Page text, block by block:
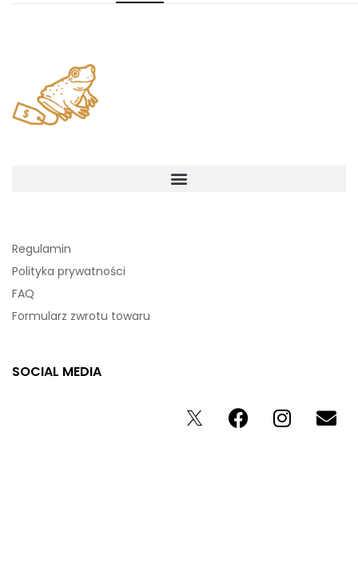
Regulamin
Polityka prywatności
FAQ
Formularz zwrotu towaru
SOCIAL MEDIA